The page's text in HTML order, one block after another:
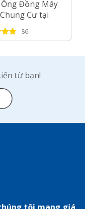
Đồng Máy
Cư tại
2026
86
từ bạn!